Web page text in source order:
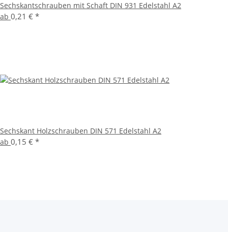
Sechskantschrauben mit Schaft DIN 931 Edelstahl A2
ab 0,21 € *
Sechskant Holzschrauben DIN 571 Edelstahl A2
ab 0,15 € *